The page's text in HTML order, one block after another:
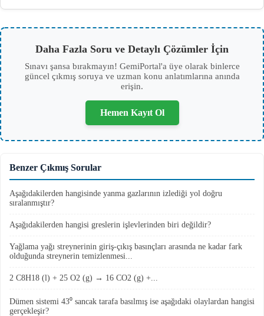
Daha Fazla Soru ve Detaylı Çözümler İçin
Sınavı şansa bırakmayın! GemiPortal'a üye olarak binlerce
güncel çıkmış soruya ve uzman konu anlatımlarına anında
erişin.
Hemen Kayıt Ol
Benzer Çıkmış Sorular
Aşağıdakilerden hangisinde yanma gazlarının izlediği yol doğru
sıralanmıştır?
Aşağıdakilerden hangisi greslerin işlevlerinden biri değildir?
Yağlama yağı streynerinin giriş-çıkış basınçları arasında ne kadar fark
olduğunda streynerin temizlenmesi...
2 C8H18 (l) + 25 O2 (g) → 16 CO2 (g) +...
Dümen sistemi 43⁰ sancak tarafa basılmış ise aşağıdaki olaylardan hangisi
gerçekleşir?